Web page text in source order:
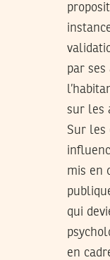
par
sur les
Sur les
mis en
qui
en